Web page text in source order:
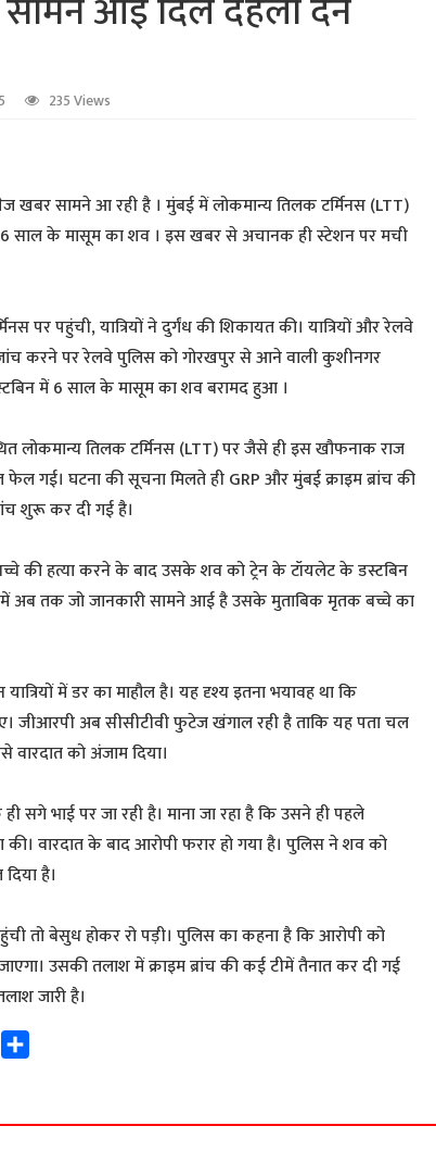
235 Views
सामने आ रही है । मुंबई में लोकमान्य तिलक टर्मिनस (LTT)
साल के मासूम का शव । इस खबर से अचानक ही स्टेशन पर मची
पर पहुंची, यात्रियों ने दुर्गंध की शिकायत की। यात्रियों और रेलवे
करने पर रेलवे पुलिस को गोरखपुर से आने वाली कुशीनगर
में 6 साल के मासूम का शव बरामद हुआ ।
लोकमान्य तिलक टर्मिनस (LTT) पर जैसे ही इस खौफनाक राज
फेल गई। घटना की सूचना मिलते ही GRP और मुंबई क्राइम ब्रांच की
शुरू कर दी गई है।
की हत्या करने के बाद उसके शव को ट्रेन के टॉयलेट के डस्टबिन
अब तक जो जानकारी सामने आई है उसके मुताबिक मृतक बच्चे का
में डर का माहौल है। यह दृश्य इतना भयावह था कि
जीआरपी अब सीसीटीवी फुटेज खंगाल रही है ताकि यह पता चल
को अंजाम दिया।
सगे भाई पर जा रही है। माना जा रहा है कि उसने ही पहले
वारदात के बाद आरोपी फरार हो गया है। पुलिस ने शव को
है।
तो बेसुध होकर रो पड़ी। पुलिस का कहना है कि आरोपी को
उसकी तलाश में क्राइम ब्रांच की कई टीमें तैनात कर दी गई
जारी है।
r